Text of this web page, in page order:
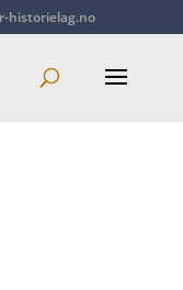
historielag.no